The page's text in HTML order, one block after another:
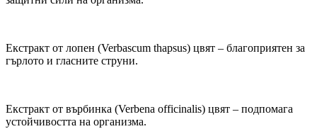
Екстракт от лопен (Verbascum thapsus) цвят – благоприятен за
гърлото и гласните струни.
Екстракт от върбинка (Verbena officinalis) цвят – подпомага
устойчивостта на организма.